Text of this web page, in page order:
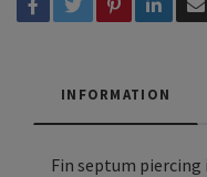
INFORMATION
Fin septum piercing